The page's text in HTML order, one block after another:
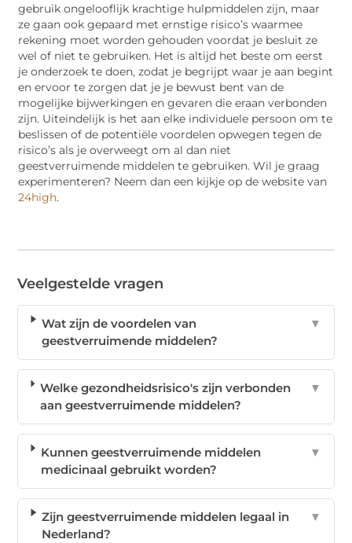
gebruik ongelooflijk krachtige hulpmiddelen zijn, maar
ze gaan ook gepaard met ernstige risico’s waarmee
rekening moet worden gehouden voordat je besluit ze
wel of niet te gebruiken. Het is altijd het beste om eerst
je onderzoek te doen, zodat je begrijpt waar je aan begint
en ervoor te zorgen dat je je bewust bent van de
mogelijke bijwerkingen en gevaren die eraan verbonden
zijn. Uiteindelijk is het aan elke individuele persoon om te
beslissen of de potentiële voordelen opwegen tegen de
risico’s als je overweegt om al dan niet
geestverruimende middelen te gebruiken. Wil je graag
experimenteren? Neem dan een kijkje op de website van
24high.
Veelgestelde vragen
Wat zijn de voordelen van
geestverruimende middelen?
▼
Welke gezondheidsrisico's zijn verbonden
aan geestverruimende middelen?
▼
Kunnen geestverruimende middelen
medicinaal gebruikt worden?
▼
Zijn geestverruimende middelen legaal in
Nederland?
▼